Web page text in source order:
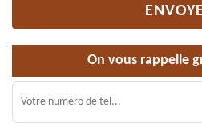
On vous rappelle